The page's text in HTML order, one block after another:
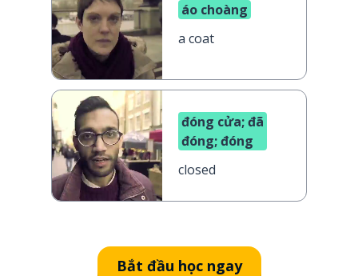
áo choàng
a coat
đóng cửa; đã
đóng; đóng
closed
Bắt đầu học ngay